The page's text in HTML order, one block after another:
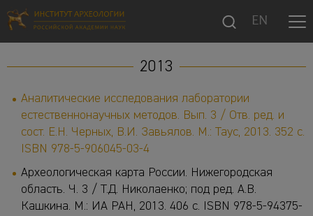
EN
2013
Аналитические исследования лаборатории
естественнонаучных методов. Вып. 3 / Отв. ред. и
сост. Е.Н. Черных, В.И. Завьялов. М.: Таус, 2013. 352 с.
ISBN 978-5-906045-03-4
Археологическая карта России. Нижегородская
область. Ч. 3 / Т.Д. Николаенко; под ред. А.В.
Кашкина. М.: ИА РАН, 2013. 406 с. ISBN 978-5-94375-